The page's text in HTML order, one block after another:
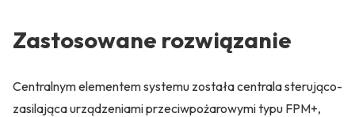
Zastosowane rozwiązanie
Centralnym elementem systemu została centrala sterująco-
zasilająca urządzeniami przeciwpożarowymi typu FPM+,